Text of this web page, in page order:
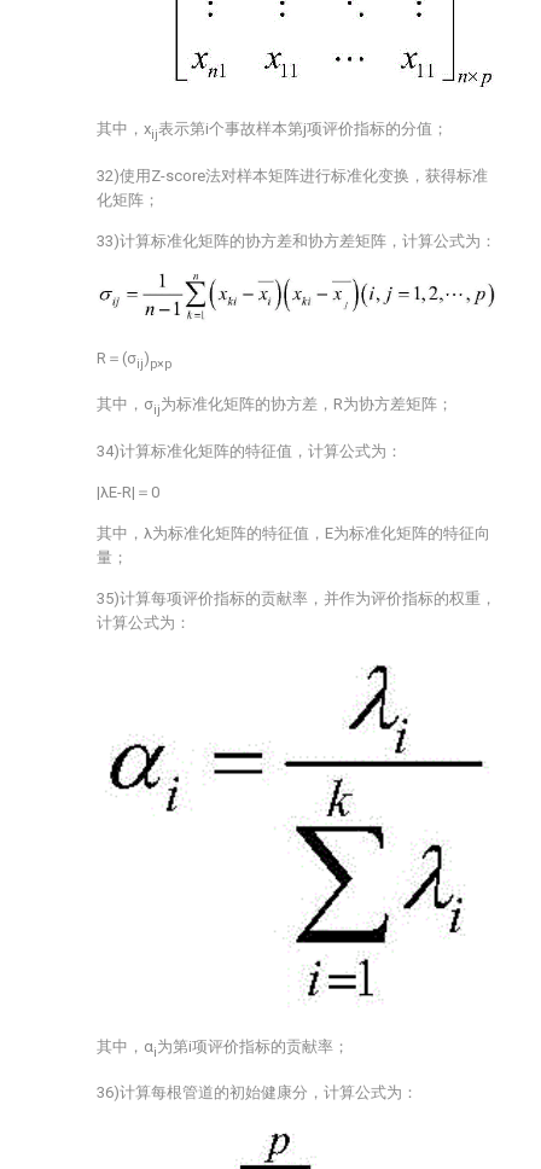
其中，xij表示第i个事故样本第j项评价指标的分值；
32)使用Z-score法对样本矩阵进行标准化变换，获得标准
化矩阵；
33)计算标准化矩阵的协方差和协方差矩阵，计算公式为：
R＝(σij)p×p
其中，σij为标准化矩阵的协方差，R为协方差矩阵；
34)计算标准化矩阵的特征值，计算公式为：
|λE-R|＝0
其中，λ为标准化矩阵的特征值，E为标准化矩阵的特征向
量；
35)计算每项评价指标的贡献率，并作为评价指标的权重，
计算公式为：
其中，αi为第i项评价指标的贡献率；
36)计算每根管道的初始健康分，计算公式为：